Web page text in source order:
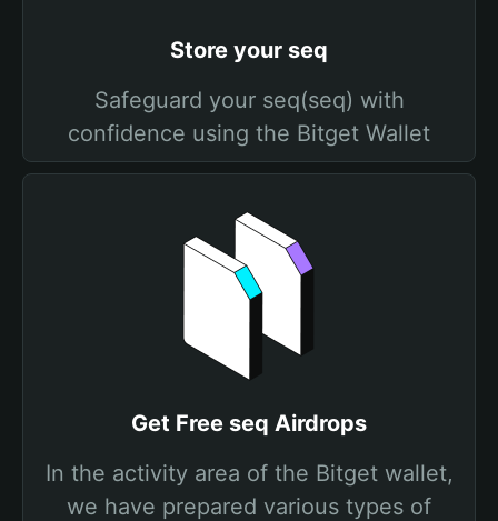
Store your seq
Safeguard your seq(seq) with
confidence using the Bitget Wallet
Get Free seq Airdrops
In the activity area of the Bitget wallet,
we have prepared various types of